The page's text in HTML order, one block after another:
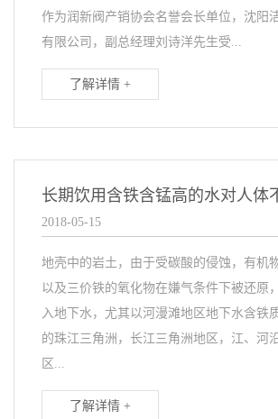
作为润新阀产销协会名誉会长单位，沈阳
有限公司，副总经理刘诗洋先生受...
了解详情 +
长期饮用含铁含锰高的水对人体
2018-05-15
地壳中的岩土，由于受碳酸的侵蚀，有机
以及三价铁的氧化物在嫌气条件下被还原
入地下水，尤其以河漫滩地区地下水含铁
的珠江三角洲，长江三角洲地区，江、河
区...
了解详情 +